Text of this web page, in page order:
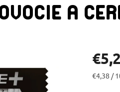
A
€4,38 /